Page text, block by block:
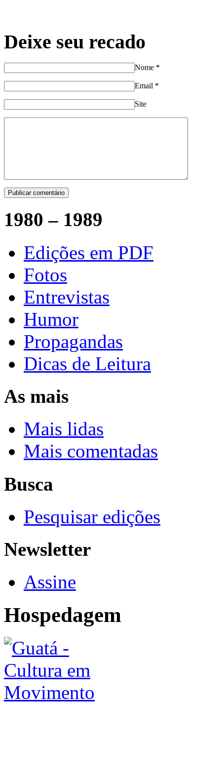
Deixe seu recado
Nome *
Email *
Site
1980 – 1989
Edições em PDF
Fotos
Entrevistas
Humor
Propagandas
Dicas de Leitura
As mais
Mais lidas
Mais comentadas
Busca
Pesquisar edições
Newsletter
Assine
Hospedagem